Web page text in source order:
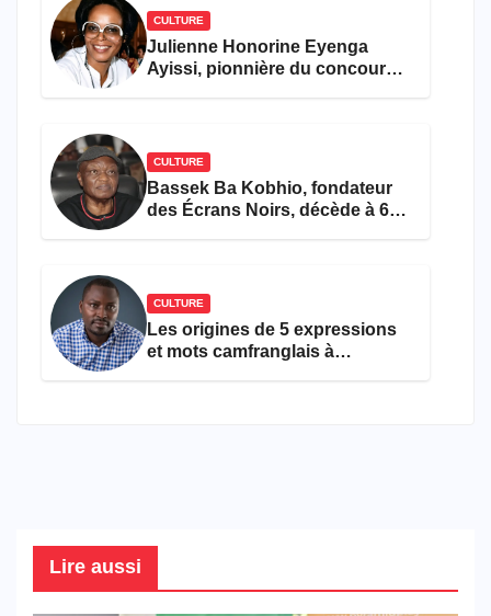
CULTURE
Julienne Honorine Eyenga
Ayissi, pionnière du concours
CULTURE
Bassek Ba Kobhio, fondateur
des Écrans Noirs, décède à 69
CULTURE
Les origines de 5 expressions
et mots camfranglais à
Lire aussi